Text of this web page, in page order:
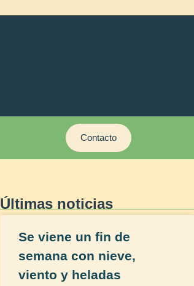
Contacto
Últimas noticias
Se viene un fin de
semana con nieve,
viento y heladas